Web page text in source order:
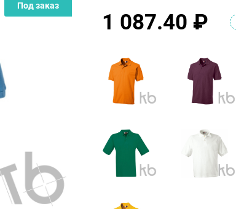
Под заказ
1 087.40 ₽